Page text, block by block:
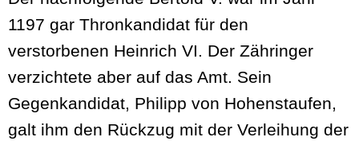
1197 gar Thronkandidat für den
verstorbenen Heinrich VI. Der Zähringer
verzichtete aber auf das Amt. Sein
Gegenkandidat, Philipp von Hohenstaufen,
galt ihm den Rückzug mit der Verleihung der